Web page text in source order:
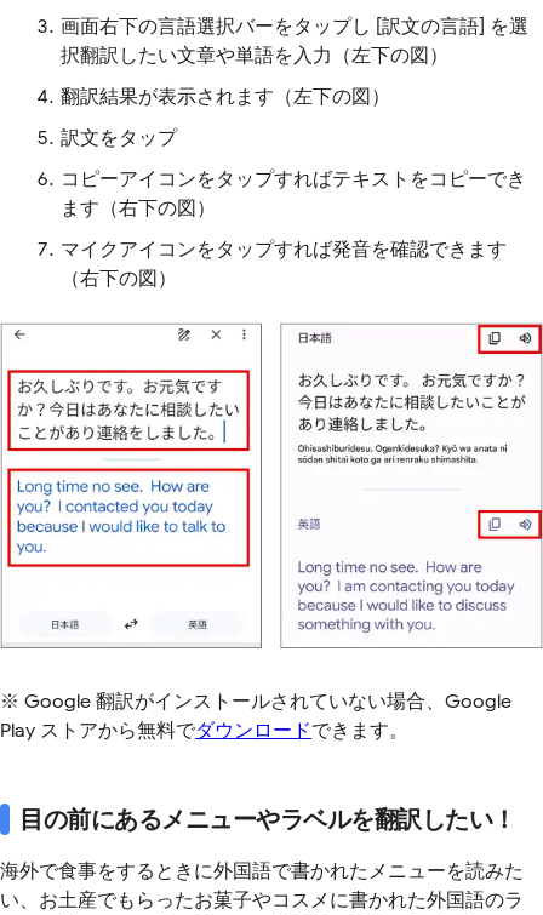
画面右下の言語選択バーをタップし [訳文の言語] を選
択翻訳したい文章や単語を入力（左下の図）
翻訳結果が表示されます（左下の図）
訳文をタップ
コピーアイコンをタップすればテキストをコピーでき
ます（右下の図）
マイクアイコンをタップすれば発音を確認できます
（右下の図）
※ Google 翻訳がインストールされていない場合、Google
Play ストアから無料でダウンロードできます。
目の前にあるメニューやラベルを翻訳したい！
海外で食事をするときに外国語で書かれたメニューを読みた
い、お土産でもらったお菓子やコスメに書かれた外国語のラ